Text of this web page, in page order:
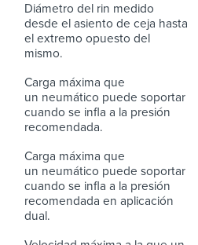
Diámetro del rin medido
desde el asiento de ceja hasta
el extremo opuesto del
mismo.
Carga máxima que
un neumático puede soportar
cuando se infla a la presión
recomendada.
Carga máxima que
un neumático puede soportar
cuando se infla a la presión
recomendada en aplicación
dual.